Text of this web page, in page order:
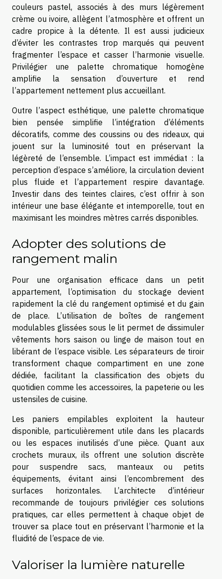
couleurs pastel, associés à des murs légèrement
crème ou ivoire, allègent l’atmosphère et offrent un
cadre propice à la détente. Il est aussi judicieux
d’éviter les contrastes trop marqués qui peuvent
fragmenter l’espace et casser l’harmonie visuelle.
Privilégier une palette chromatique homogène
amplifie la sensation d’ouverture et rend
l’appartement nettement plus accueillant.
Outre l’aspect esthétique, une palette chromatique
bien pensée simplifie l’intégration d’éléments
décoratifs, comme des coussins ou des rideaux, qui
jouent sur la luminosité tout en préservant la
légèreté de l’ensemble. L’impact est immédiat : la
perception d’espace s’améliore, la circulation devient
plus fluide et l’appartement respire davantage.
Investir dans des teintes claires, c’est offrir à son
intérieur une base élégante et intemporelle, tout en
maximisant les moindres mètres carrés disponibles.
Adopter des solutions de
rangement malin
Pour une organisation efficace dans un petit
appartement, l’optimisation du stockage devient
rapidement la clé du rangement optimisé et du gain
de place. L’utilisation de boîtes de rangement
modulables glissées sous le lit permet de dissimuler
vêtements hors saison ou linge de maison tout en
libérant de l’espace visible. Les séparateurs de tiroir
transforment chaque compartiment en une zone
dédiée, facilitant la classification des objets du
quotidien comme les accessoires, la papeterie ou les
ustensiles de cuisine.
Les paniers empilables exploitent la hauteur
disponible, particulièrement utile dans les placards
ou les espaces inutilisés d’une pièce. Quant aux
crochets muraux, ils offrent une solution discrète
pour suspendre sacs, manteaux ou petits
équipements, évitant ainsi l’encombrement des
surfaces horizontales. L’architecte d’intérieur
recommande de toujours privilégier ces solutions
pratiques, car elles permettent à chaque objet de
trouver sa place tout en préservant l’harmonie et la
fluidité de l’espace de vie.
Valoriser la lumière naturelle